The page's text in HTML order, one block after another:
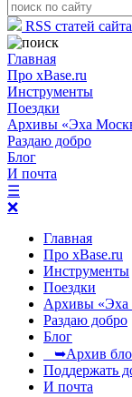
RSS статей сайта
Главная
Про xBase.ru
Инструменты
Поездки
Архивы «Эха
Раздаю добро
Блог
И почта
☰
❌
Главная
Про xBase.ru
Инструменты
Поездки
Архивы
Раздаю добро
Блог
➥Архив
Поддержать
И почта